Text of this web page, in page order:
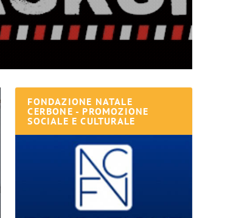
FONDAZIONE NATALE
CERBONE - PROMOZIONE
SOCIALE E CULTURALE